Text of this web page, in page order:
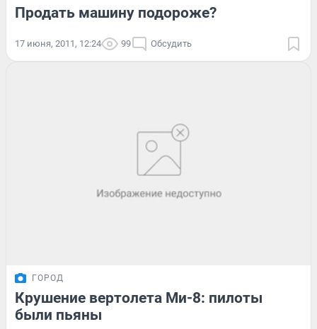
Продать машину подороже?
17 июня, 2011, 12:24 99 Обсудить
ГОРОД
Крушение вертолета Ми-8: пилоты
были пьяны